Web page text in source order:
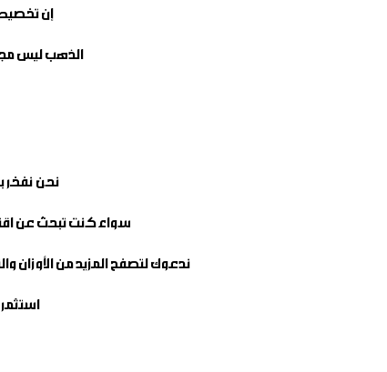
إن
الذهب ليس
نحن نفخر
سواء كنت تبحث عن
ندعوك لتصفح المزيد من الأوزان